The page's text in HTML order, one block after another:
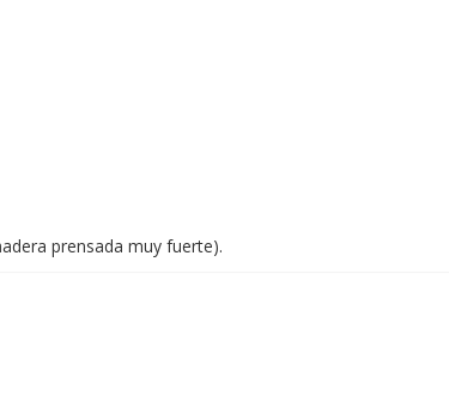
prensada muy fuerte).